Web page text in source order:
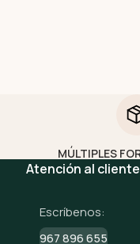
MÚLTIPLES
Atención al cliente
Escríbenos:
967 896 655